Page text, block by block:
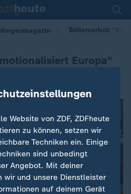
Böllerverbot:
Europa"
Website von ZDF, ZDFheute
zu können, setzen wir
Techniken ein. Einige
sind unbedingt
Angebot. Mit deiner
wir und unsere Dienstleister
auf deinem Gerät